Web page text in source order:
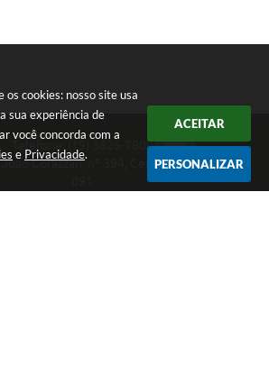
os cookies: nosso site usa
sua experiência de
você concorda com a
e Privacidade.
ACEITAR
PERSONALIZAR
Telefone: (19) 3826-7800
Corazzari, nº 394, Centro | CEP: 13280-